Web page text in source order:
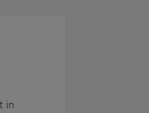
in